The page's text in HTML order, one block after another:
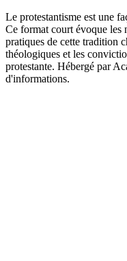
Le protestantisme est une
Ce format court évoque les
pratiques de cette tradition
théologiques et les
protestante. Hébergé par
d'informations.